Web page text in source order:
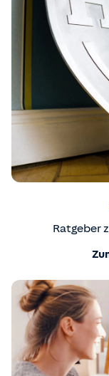
Ratgeber